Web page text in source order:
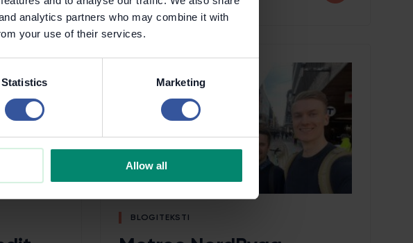
analytics partners who may combine it with
your use of their services.
Statistics Marketing
Allow all
BLOGITEKSTI